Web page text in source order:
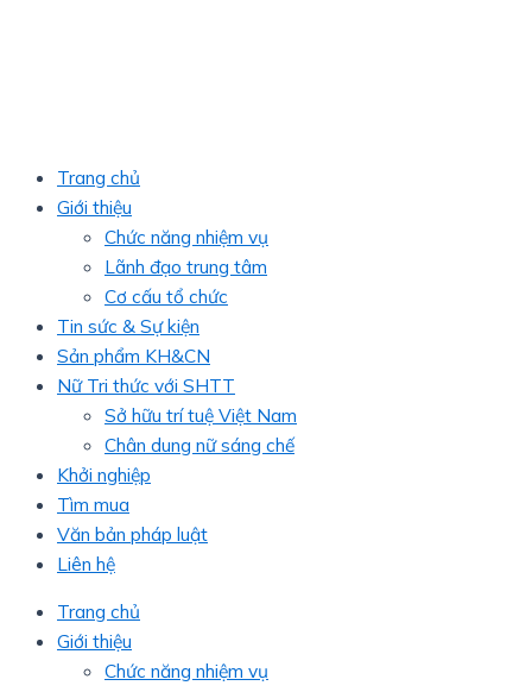
Trang chủ
Giới thiệu
Chức năng nhiệm vụ
Lãnh đạo trung tâm
Cơ cấu tổ chức
Tin sức & Sự kiện
Sản phẩm KH&CN
Nữ Tri thức với SHTT
Sở hữu trí tuệ Việt Nam
Chân dung nữ sáng chế
Khởi nghiệp
Tìm mua
Văn bản pháp luật
Liên hệ
Trang chủ
Giới thiệu
Chức năng nhiệm vụ